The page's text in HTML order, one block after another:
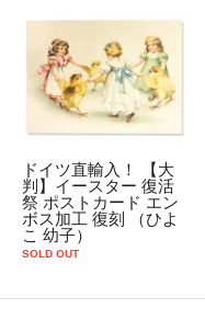
ドイツ直輸入！ 【大
判】イースター 復活
祭 ポストカード エン
ボス加工 復刻 （ひよ
こ 幼子）
SOLD OUT